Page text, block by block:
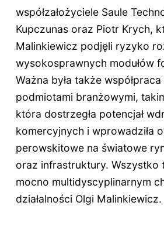
współzałożyciele Saule
Kupczunas oraz Piotr Krych,
Malinkiewicz podjęli ryzyko
wysokosprawnych modułów
Ważna była także
podmiotami branżowymi,
która dostrzegła potencjał
komercyjnych i wprowadziła
perowskitowe na światowe
oraz infrastruktury. Wszystko
mocno multidyscyplinarnym
działalności Olgi Malinkiewicz.